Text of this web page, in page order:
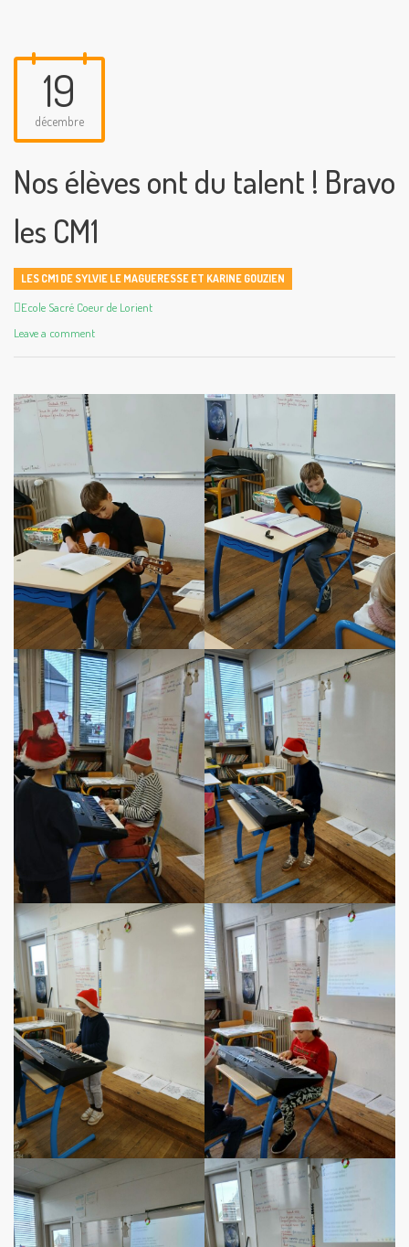
19
décembre
Nos élèves ont du talent ! Bravo
les CM1
LES CM1 DE SYLVIE LE MAGUERESSE ET KARINE GOUZIEN
Author
Ecole Sacré Coeur de Lorient
Leave a comment